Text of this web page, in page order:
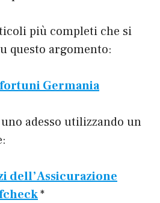
più completi che si
questo argomento:
Germania
adesso utilizzando un
dell’Assicurazione
*